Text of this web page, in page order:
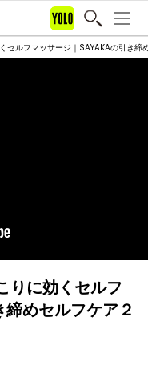
セルフマッサージ｜SAYAKAの引き締
りに効くセルフ
締めセルフケア２